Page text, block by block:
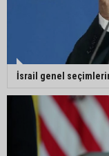
İsrail genel